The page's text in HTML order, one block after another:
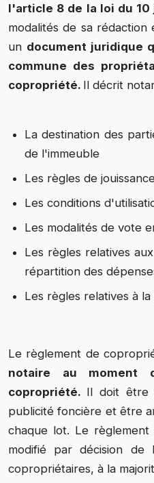
l'article 8 de la loi du 10
modalités de sa rédaction
un document juridique
commune des
copropriété. Il décrit
La destination des
de l'immeuble
Les règles de
Les conditions
Les modalités de vote
Les règles relatives
répartition des
Les règles relatives à
Le règlement de
notaire au
copropriété. Il doit être
publicité foncière et être
chaque lot. Le
modifié par décision de
copropriétaires, à la